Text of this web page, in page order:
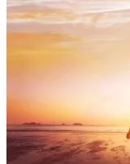
미디어
도서
음악
인물
인생